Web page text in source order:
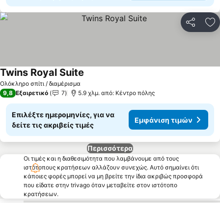
Ολόκληρο σπίτι / διαμέρισμα
Twins Royal Suite
9,8 Εξαιρετικό 7 5.9 χλμ. από: Κέντρο πόλης
Επιλέξτε ημερομηνίες, για να
δείτε τις ακριβείς τιμές
Εμφάνιση τιμών
Περισσότερα
Οι τιμές και η διαθεσιμότητα που λαμβάνουμε από τους
ιστότοπους κρατήσεων αλλάζουν συνεχώς. Αυτό σημαίνει ότι
κάποιες φορές μπορεί να μη βρείτε την ίδια ακριβώς προσφορά
που είδατε στην trivago όταν μεταβείτε στον ιστότοπο
κρατήσεων.